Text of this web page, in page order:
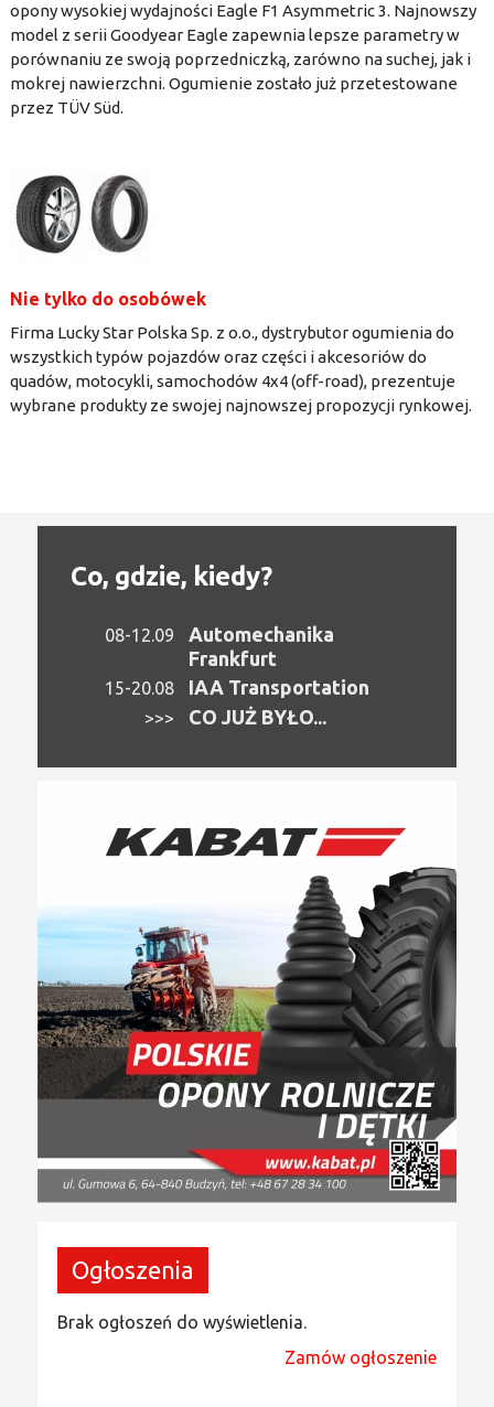
opony wysokiej wydajności Eagle F1 Asymmetric 3. Najnowszy
model z serii Goodyear Eagle zapewnia lepsze parametry w
porównaniu ze swoją poprzedniczką, zarówno na suchej, jak i
mokrej nawierzchni. Ogumienie zostało już przetestowane
przez TÜV Süd.
Nie tylko do osobówek
Firma Lucky Star Polska Sp. z o.o., dystrybutor ogumienia do
wszystkich typów pojazdów oraz części i akcesoriów do
quadów, motocykli, samochodów 4x4 (off-road), prezentuje
wybrane produkty ze swojej najnowszej propozycji rynkowej.
Co, gdzie, kiedy?
08-12.09
Automechanika
Frankfurt
15-20.08 IAA Transportation
>>> CO JUŻ BYŁO...
Ogłoszenia
Brak ogłoszeń do wyświetlenia.
Zamów ogłoszenie